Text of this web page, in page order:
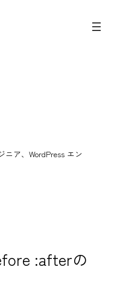
ア、WordPress エン
:afterの